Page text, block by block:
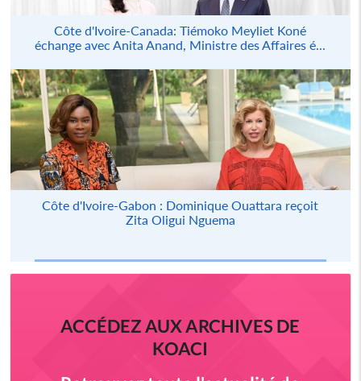
Côte d'Ivoire-Canada: Tiémoko Meyliet Koné
échange avec Anita Anand, Ministre des Affaires é...
Côte d'Ivoire-Gabon : Dominique Ouattara reçoit
Zita Oligui Nguema
ACCÉDEZ AUX ARCHIVES DE
KOACI